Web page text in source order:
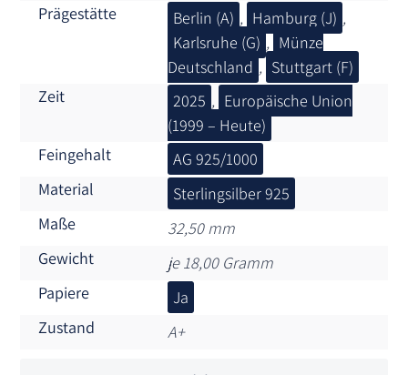
Prägestätte
Berlin (A) , Hamburg (J) ,
Karlsruhe (G) , Münze
Deutschland , Stuttgart (F)
Zeit
2025 , Europäische Union
(1999 – Heute)
Feingehalt
AG 925/1000
Material
Sterlingsilber 925
Maße
32,50 mm
Gewicht
je 18,00 Gramm
Papiere
Ja
Zustand
A+